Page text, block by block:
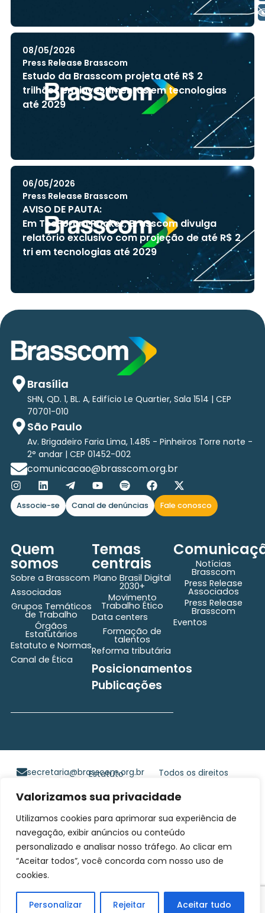
Valorizamos sua privacidade
Utilizamos cookies para aprimorar sua experiência de
navegação, exibir anúncios ou conteúdo
personalizado e analisar nosso tráfego. Ao clicar em
“Aceitar todos”, você concorda com nosso uso de
cookies.
Personalizar Rejeitar Aceitar tudo
08/05/2026
Press Release Brasscom
Estudo da Brasscom projeta até R$ 2
trilhões em investimentos em tecnologias
até 2029
06/05/2026
Press Release Brasscom
AVISO DE PAUTA:
Em TecForum Pocket, Brasscom divulga
relatório exclusivo com projeção de até R$ 2
tri em tecnologias até 2029
Brasília
SHN, QD. 1, BL. A, Edifício Le Quartier, Sala 1514 | CEP
70701-010
São Paulo
Av. Brigadeiro Faria Lima, 1.485 - Pinheiros Torre norte -
2° andar | CEP 01452-002
comunicacao@brasscom.org.br
Associe-se Canal de denúncias Fale conosco
Quem
somos
Sobre a Brasscom
Associadas
Grupos Temáticos
de Trabalho
Órgãos
Estatutários
Estatuto e Normas
Canal de Ética
Temas
centrais
Plano Brasil Digital
2030+
Movimento
Trabalho Ético
Data centers
Formação de
talentos
Reforma tributária
Posicionamentos
Publicações
Notícias
Brasscom
Press Release
Associados
Press Release
Brasscom
Eventos
Todos os direitos
BRASSCOM |
desenvolvido porGim
Digital
secretaria@brasscom.org.br
Estatuto
+ Acessibilidade